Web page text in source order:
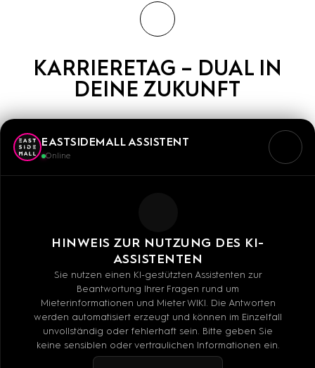
EASTSIDEMALL ASSISTENT
Online
HINWEIS ZUR NUTZUNG DES KI-
ASSISTENTEN
Sie nutzen einen KI-gestützten Assistenten zur
Beantwortung Ihrer Fragen rund um
Mieterinformationen und Mieter WIKI. Die Antworten
werden automatisiert erzeugt und können im Einzelfall
unvollständig oder fehlerhaft sein. Bitte geben Sie
keine sensiblen oder vertraulichen Informationen ein.
KARRIERETAG – DUAL IN
DEINE ZUKUNFT
Starte Deine Karriere mit einer dualen Ausbildung.
Flyer findest Du an den Kassen unserer Shops sowie
am Info-Point.
Eine Aktion von:
Bundesagentur für Arbeit • Jugendberufsagentur
Berlin • Bezirksamt Friedrichshain-Kreuzberg •
Handwerkskammer Berlin • Friedrichshain-